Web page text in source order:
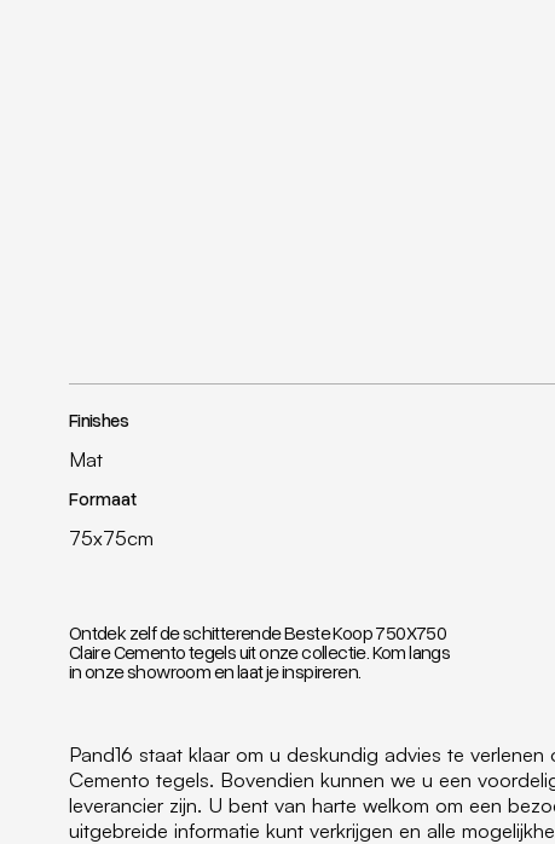
Finishes
Mat
Formaat
75x75cm
Ontdek zelf de schitterende Beste Koop 750X750
Claire Cemento tegels uit onze collectie. Kom langs
in onze showroom en laat je inspireren.
Pand16 staat klaar om u deskundig advies te
Cemento tegels. Bovendien kunnen we u een
leverancier zijn. U bent van harte welkom om een
uitgebreide informatie kunt verkrijgen en alle